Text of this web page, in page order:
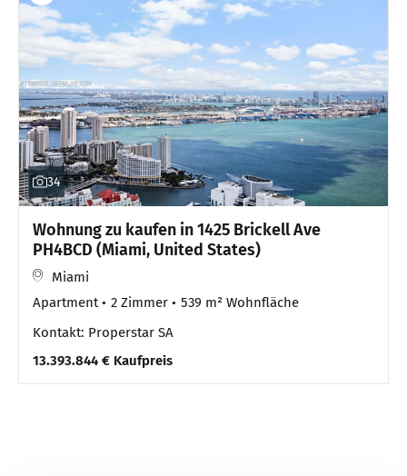
34
Wohnung zu kaufen in 1425 Brickell Ave
PH4BCD (Miami, United States)
Miami
Apartment
2 Zimmer
539 m² Wohnfläche
Kontakt: Properstar SA
13.393.844 € Kaufpreis